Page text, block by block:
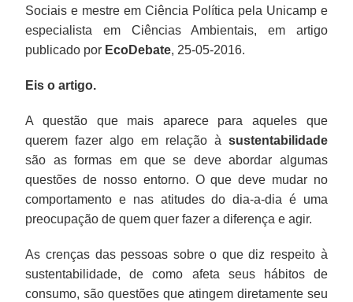
Sociais e mestre em Ciência Política pela Unicamp e
especialista em Ciências Ambientais, em artigo
publicado por EcoDebate, 25-05-2016.
Eis o artigo.
A questão que mais aparece para aqueles que
querem fazer algo em relação à sustentabilidade
são as formas em que se deve abordar algumas
questões de nosso entorno. O que deve mudar no
comportamento e nas atitudes do dia-a-dia é uma
preocupação de quem quer fazer a diferença e agir.
As crenças das pessoas sobre o que diz respeito à
sustentabilidade, de como afeta seus hábitos de
consumo, são questões que atingem diretamente seu